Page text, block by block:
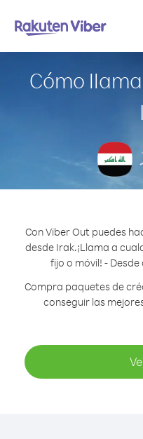
Cómo
Con Viber Out puedes
desde Irak.¡Llama a
fijo o móvil! -
Compra paquetes de
conseguir las